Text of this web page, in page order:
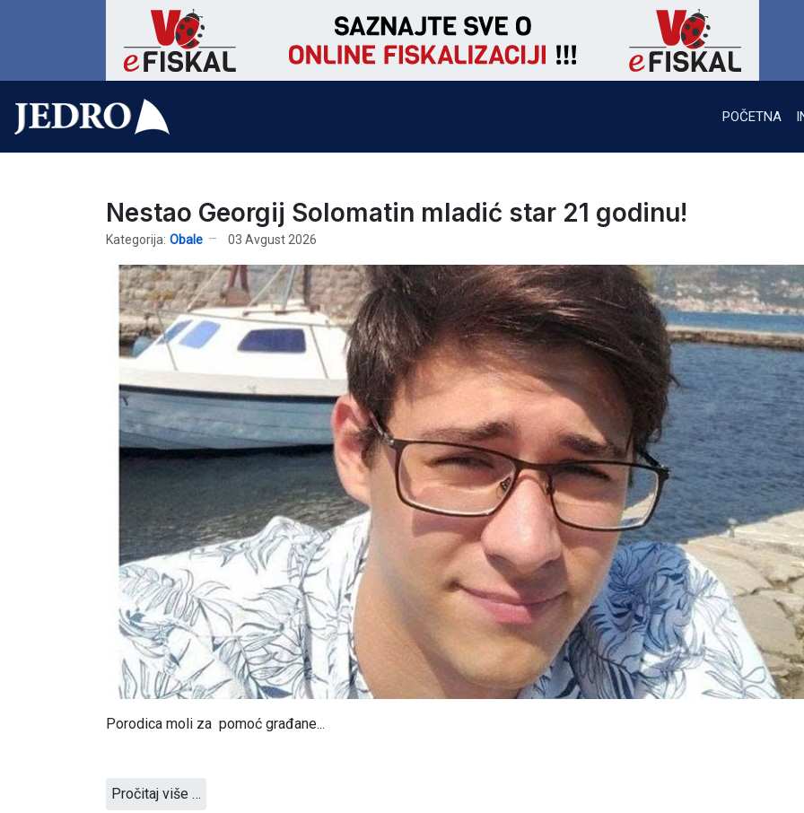
POČETNA
Nestao Georgij Solomatin mladić star 21 godinu!
Kategorija: Obale 03 Avgust 2026
Porodica moli za pomoć građane...
Pročitaj više …